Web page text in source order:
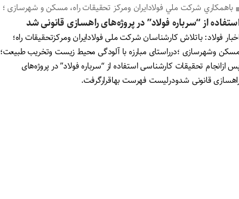
باهمكاري شركت ملي فولادايران ومرکز تحقیقات راه، مسکن و شهرسازی ؛
از “سرباره فولاد” در پروژه‌های راهسازی قانونی شد
فولاد: باتلاش کارشناسان شرکت ملی فولادایران ومرکزتحقیقات راه؛
وشهرسازی ؛درراستای مبارزه با آلودگی محیط زیست وتخریب طبیعت؛
ازانجام تحقیقات کارشناسی استفاده از “سرباره فولاد” در پروژه‌های
قانونی شدودرلیست فهرست بهاقرارگرفت.